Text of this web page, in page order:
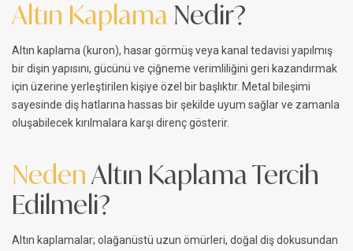
Altın Kaplama Nedir?
Altın kaplama (kuron), hasar görmüş veya kanal tedavisi yapılmış
bir dişin yapısını, gücünü ve çiğneme verimliliğini geri kazandırmak
için üzerine yerleştirilen kişiye özel bir başlıktır. Metal bileşimi
sayesinde diş hatlarına hassas bir şekilde uyum sağlar ve zamanla
oluşabilecek kırılmalara karşı direnç gösterir.
Neden Altın Kaplama Tercih
Edilmeli?
Altın kaplamalar; olağanüstü uzun ömürleri, doğal diş dokusundan